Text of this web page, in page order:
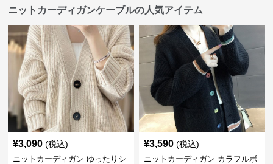
ニットカーディガンケーブルの人気アイテム
¥3,090 (税込)
ニットカーディガン ゆったりシ
¥3,590 (税込)
ニットカーディガン カラフルボ